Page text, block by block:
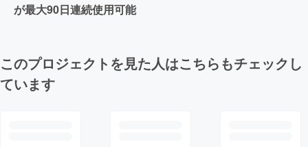
が最大90日連続使用可能
このプロジェクトを見た人はこちらもチェックし
ています